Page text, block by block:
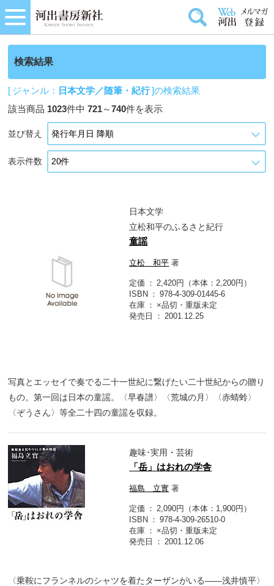
検索結果
[ ジャンル： 日本文学／随筆・紀行]の検索結果
該当商品 1023件中721～740件を表示
並び替え
表示件数
日本文学
立松和平のふるさと紀行
童謡
立松 和平 著
定価
2,420円（本体：2,200円）
ISBN
978-4-309-01445-6
在庫
×品切・重版未定
発売日
2001.12.25
写真とエッセイで奏でる二十一世紀に繋げたい二十世紀からの贈り
もの。第一回は日本の童謡。〈早春譜〉〈荒城の月〉〈赤蜻蛉〉
〈ぞうさん〉等全二十四の童謡を収録。
趣味･実用・芸術
「岳」はおれの学舎
福島 立實 著
定価
2,090円（本体：1,900円）
ISBN
978-4-309-26510-0
在庫
×品切・重版未定
発売日
2001.12.06
〈乗鞍にフランネルのシャツを着たターザンがいる――浅井慎平〉